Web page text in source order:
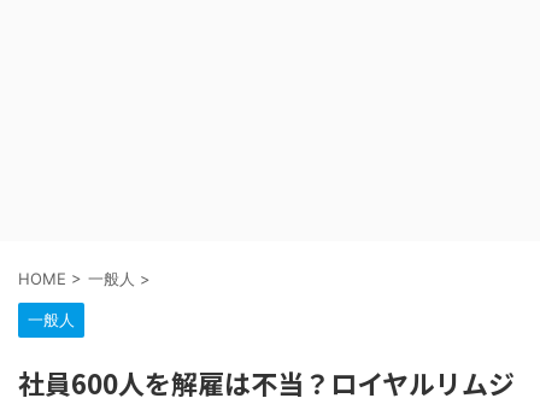
HOME > 一般人 >
一般人
社員600人を解雇は不当？ロイヤルリムジ